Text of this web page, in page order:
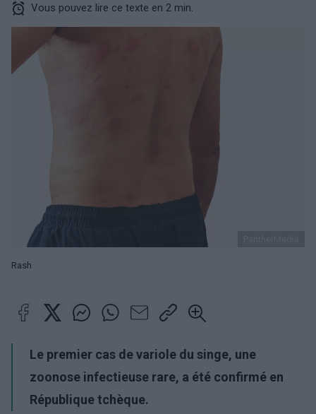
Vous pouvez lire ce texte en 2 min.
Rash
Le premier cas devariole du singe, une
zoonose infectieuse rare, a été confirmé en
République tchèque.